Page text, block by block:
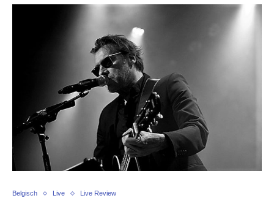
Belgisch Live Live Review